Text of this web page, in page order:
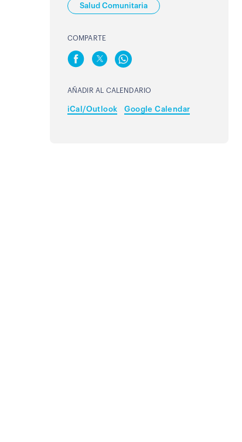
Salud Comunitaria
COMPARTE
AÑADIR AL CALENDARIO
iCal/Outlook Google Calendar